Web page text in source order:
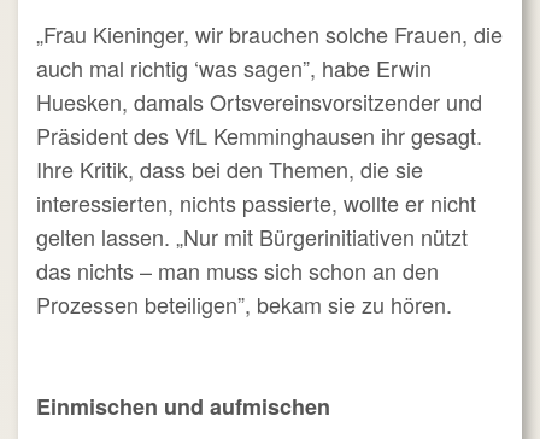
„Frau Kieninger, wir brauchen solche Frauen, die
auch mal richtig ‘was sagen”, habe Erwin
Huesken, damals Ortsvereinsvorsitzender und
Präsident des VfL Kemminghausen ihr gesagt.
Ihre Kritik, dass bei den Themen, die sie
interessierten, nichts passierte, wollte er nicht
gelten lassen. „Nur mit Bürgerinitiativen nützt
das nichts – man muss sich schon an den
Prozessen beteiligen”, bekam sie zu hören.
Einmischen und aufmischen